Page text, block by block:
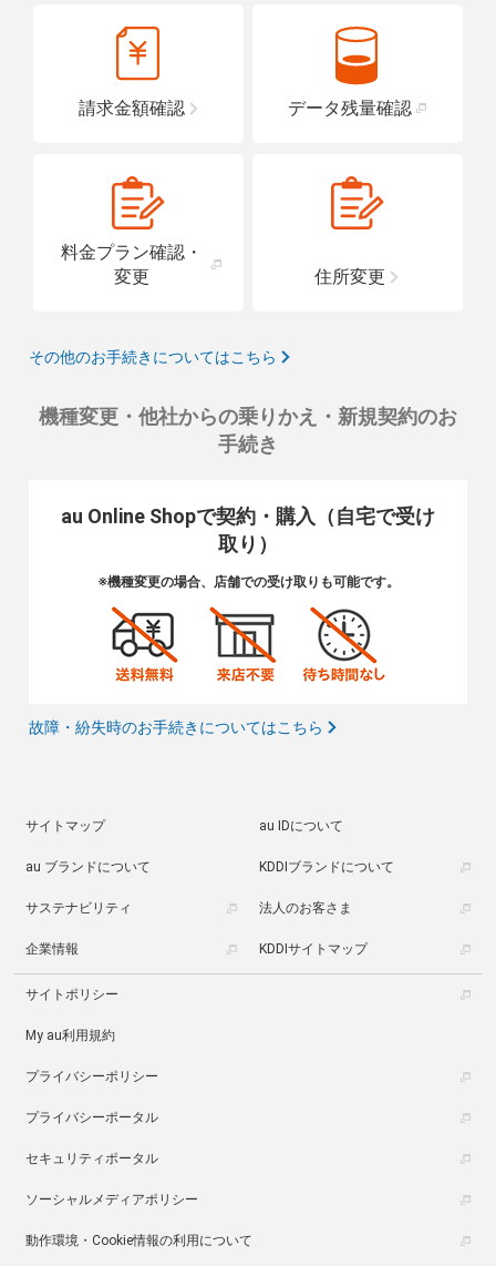
請求金額確認 データ残量確認
料金プラン確認・
変更
住所変更
その他のお手続きについてはこちら
機種変更・他社からの乗りかえ・新規契約のお
手続き
au Online Shopで契約・購入（自宅で受け
取り）
※機種変更の場合、店舗での受け取りも可能です。
故障・紛失時のお手続きについてはこちら
サイトマップ au IDについて
au ブランドについて KDDIブランドについて
サステナビリティ 法人のお客さま
企業情報 KDDIサイトマップ
サイトポリシー
My au利用規約
プライバシーポリシー
プライバシーポータル
セキュリティポータル
ソーシャルメディアポリシー
動作環境・Cookie情報の利用について